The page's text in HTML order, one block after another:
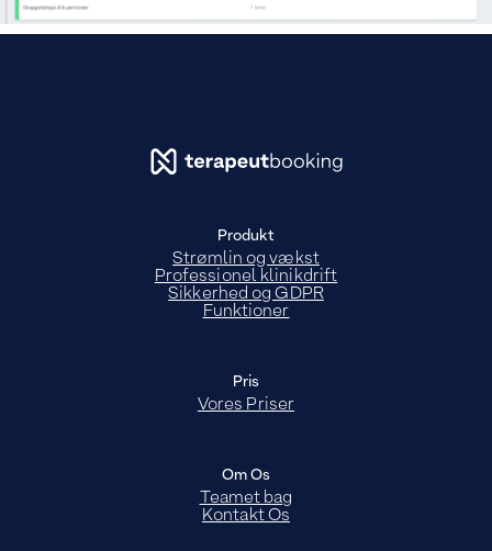
Produkt
Strømlin og vækst
Professionel klinikdrift
Sikkerhed og GDPR
Funktioner
Pris
Vores Priser
Om Os
Teamet bag
Kontakt Os